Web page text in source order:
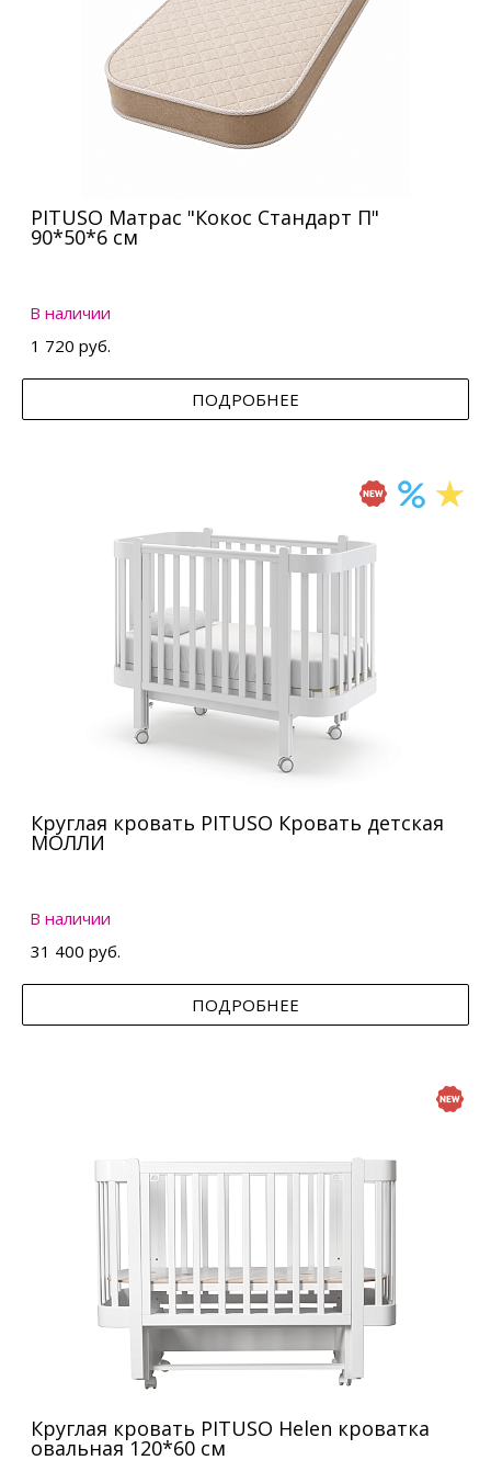
PITUSO Матрас "Кокос Стандарт П"
90*50*6 см
В наличии
1 720 руб.
ПОДРОБНЕЕ
Круглая кровать PITUSO Кровать детская
МОЛЛИ
В наличии
31 400 руб.
ПОДРОБНЕЕ
Круглая кровать PITUSO Helen кроватка
овальная 120*60 см